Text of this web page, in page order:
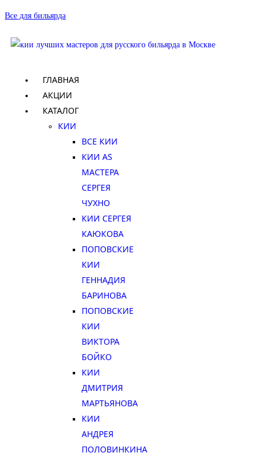
Все для бильярда
ГЛАВНАЯ
АКЦИИ
КАТАЛОГ
КИИ
ВСЕ КИИ
КИИ AS
МАСТЕРА
СЕРГЕЯ
ЧУХНО
КИИ СЕРГЕЯ
КАЮКОВА
ПОПОВСКИЕ
КИИ
ГЕННАДИЯ
БАРИНОВА
ПОПОВСКИЕ
КИИ
ВИКТОРА
БОЙКО
КИИ
ДМИТРИЯ
МАРТЬЯНОВА
КИИ
АНДРЕЯ
ПОЛОВИНКИНА